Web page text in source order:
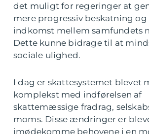
det muligt for regeringer at
mere progressiv beskatning
indkomst mellem samfundets
Dette kunne bidrage til at
sociale ulighed.
I dag er skattesystemet blevet
komplekst med indførelsen af
skattemæssige fradrag,
moms. Disse ændringer er
imødekomme behovene i en